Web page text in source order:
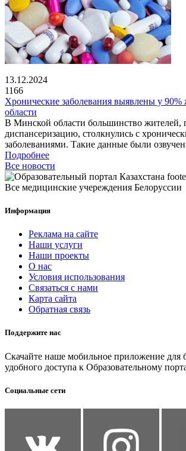
13.12.2024
1166
Хронические заболевания выявлены у
области
В Минской области большинство
диспансеризацию, столкнулись с
заболеваниями. Такие данные были
Подробнее
Все новости
Все медицинские учереждения Белоруссии
Информация
Реклама на сайте
Наши услуги
Наши проекты
О нас
Условия использования
Связаться с нами
Карта сайта
Обратная связь
Поддержите нас
Скачайте наше мобильное приложение для
удобного доступа к Образовательному
Социальные сети